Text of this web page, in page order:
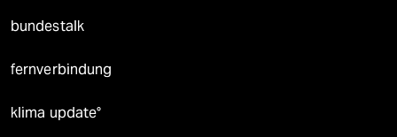
bundestalk
fernverbindung
klima update°